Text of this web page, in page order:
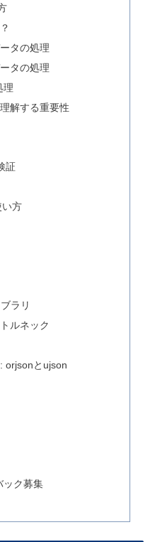
タの処理
タの処理
理
解する重要性
証
方
ラリ
ルネック
orjsonとujson
ック募集